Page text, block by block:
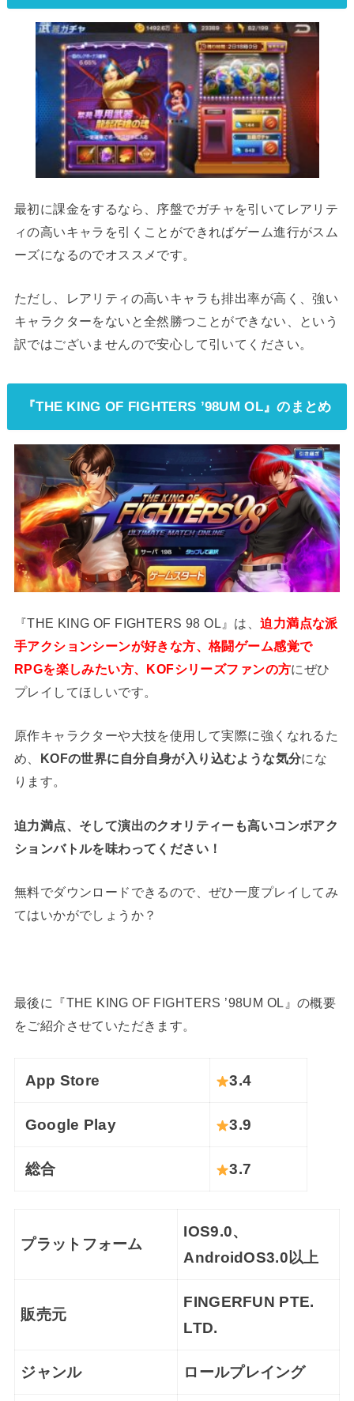
最初に課金をするなら、 序盤でガチャを引いてレアリテ
ィの高いキャラを引くことができればゲーム進行がスム
ーズになるのでオススメです。
ただし、レアリティの高いキャラも排出率が高く、強い
キャラクターをないと全然勝つことができない、という
訳ではございませんので安心して引いてください。
『THE KING OF FIGHTERS ’98UM OL』のまとめ
『THE KING OF FIGHTERS 98 OL』は、迫力満点な派
手アクションシーンが好きな方、格闘ゲーム感覚で
RPGを楽しみたい方、KOFシリーズファンの方にぜひ
プレイしてほしいです。
原作キャラクターや大技を使用して実際に強くなれるた
め、
KOFの世界に自分自身が入り込むような気分にな
ります。
迫力満点、そして演出のクオリティーも高いコンボアク
ションバトルを味わってください！
無料でダウンロードできるので、ぜひ一度プレイしてみ
てはいかがでしょうか？
最後に『THE KING OF FIGHTERS ’98UM OL』の概要
をご紹介させていただきます。
App Store 3.4
Google Play 3.9
総合 3.7
プラットフォーム
IOS9.0、
AndroidOS3.0以上
販売元
FINGERFUN PTE.
LTD.
ジャンル ロールプレイング